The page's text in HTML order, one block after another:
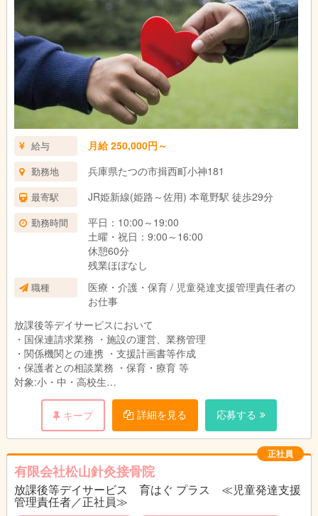
給与 月給 250,000円～
勤務地 兵庫県たつの市揖西町小神181
最寄駅 JR姫新線(姫路～佐用) 本竜野駅 徒歩29分
勤務時間
平日：10:00～19:00
土曜・祝日：9:00～16:00
休憩60分
残業ほぼなし
職種
医療・介護・保育 / 児童発達支援管理責任者の
お仕事
放課後等デイサービスにおいて
・国保連請求業務 ・施設の運営、業務管理
・関係機関との連携 ・支援計画書等作成
・保護者との相談業務 ・保育・療育 等
対象:小・中・高校生
利用:1日10人まで
キープ
詳細を見る 応募する
正社員
有限会社松山針灸接骨院
放課後等デイサービス 育はぐ プラス ≪児童発達支援
管理責任者／正社員≫